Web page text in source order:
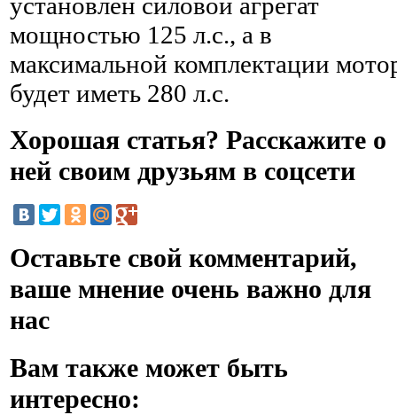
мощностью 125 л.с., а в
максимальной комплектации
будет иметь 280 л.с.
Хорошая статья? Расскажите о
ней своим друзьям в соцсети
Оставьте свой комментарий,
ваше мнение очень важно для
нас
Вам также может быть
интересно: